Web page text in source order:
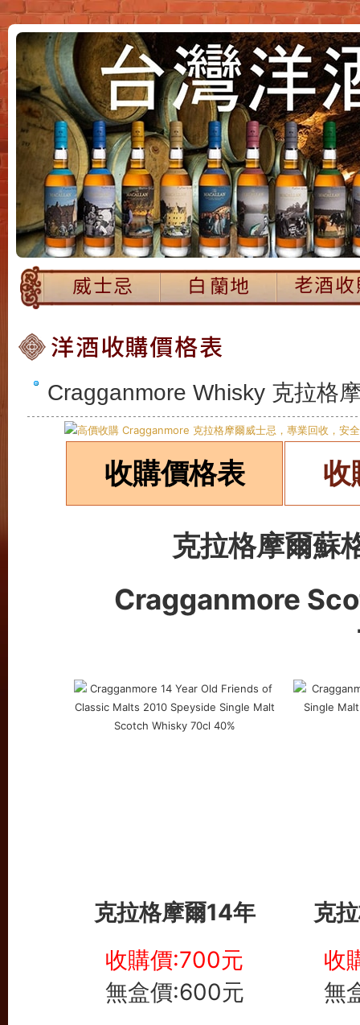
Cragganmore Whisky 克拉格
收購價格表 收
克拉格摩爾蘇
Cragganmore
克拉格摩爾14年
克
收購價:700元
無盒價:600元
收
無